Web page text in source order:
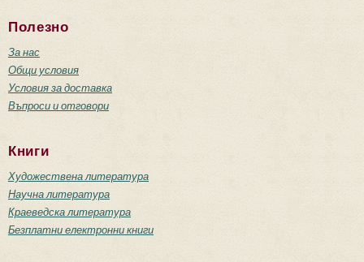
Полезно
За нас
Общи условия
Условия за доставка
Въпроси и отговори
Книги
Художествена литература
Научна литература
Краеведска литература
Безплатни електронни книги